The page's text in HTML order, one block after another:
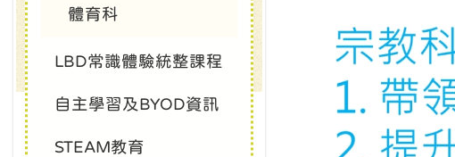
體育科
LBD常識體驗統整課程
自主學習及BYOD資訊
STEAM教育